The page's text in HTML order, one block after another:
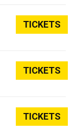
TICKETS
TICKETS
TICKETS